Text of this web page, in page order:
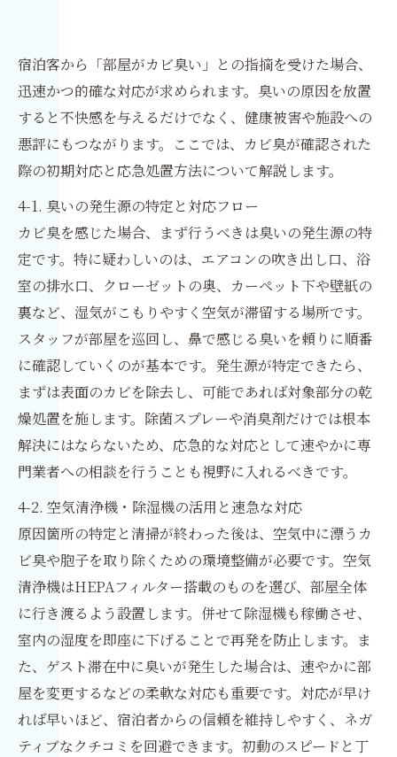
宿泊客から「部屋がカビ臭い」との指摘を受けた場合、
迅速かつ的確な対応が求められます。臭いの原因を放置
すると不快感を与えるだけでなく、健康被害や施設への
悪評にもつながります。ここでは、カビ臭が確認された
際の初期対応と応急処置方法について解説します。
4-1. 臭いの発生源の特定と対応フロー
カビ臭を感じた場合、まず行うべきは臭いの発生源の特
定です。特に疑わしいのは、エアコンの吹き出し口、浴
室の排水口、クローゼットの奥、カーペット下や壁紙の
裏など、湿気がこもりやすく空気が滞留する場所です。
スタッフが部屋を巡回し、鼻で感じる臭いを頼りに順番
に確認していくのが基本です。発生源が特定できたら、
まずは表面のカビを除去し、可能であれば対象部分の乾
燥処置を施します。除菌スプレーや消臭剤だけでは根本
解決にはならないため、応急的な対応として速やかに専
門業者への相談を行うことも視野に入れるべきです。
4-2. 空気清浄機・除湿機の活用と速急な対応
原因箇所の特定と清掃が終わった後は、空気中に漂うカ
ビ臭や胞子を取り除くための環境整備が必要です。空気
清浄機はHEPAフィルター搭載のものを選び、部屋全体
に行き渡るよう設置します。併せて除湿機も稼働させ、
室内の湿度を即座に下げることで再発を防止します。ま
た、ゲスト滞在中に臭いが発生した場合は、速やかに部
屋を変更するなどの柔軟な対応も重要です。対応が早け
れば早いほど、宿泊者からの信頼を維持しやすく、ネガ
ティブなクチコミを回避できます。初動のスピードと丁